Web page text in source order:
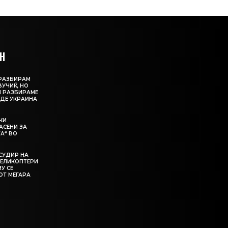
НО
РАЗБИРАМЕ
УКРАИНА
ЗА
ВО
НА
СЕ
МЕГАРА